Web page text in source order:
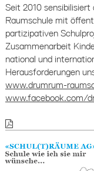
Seit 2010
Raumschule mit
partizipativen
Zusammenarbeit
national und
Herausforderungen
www.drumrum-
www.facebook.com/